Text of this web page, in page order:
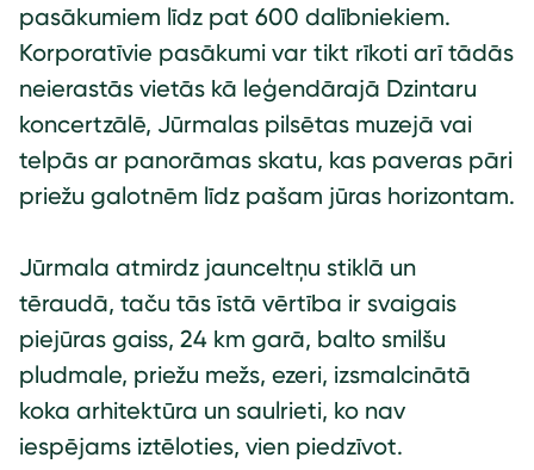
pasākumiem līdz pat 600 dalībniekiem.
Korporatīvie pasākumi var tikt rīkoti arī tādās
neierastās vietās kā leģendārajā Dzintaru
koncertzālē, Jūrmalas pilsētas muzejā vai
telpās ar panorāmas skatu, kas paveras pāri
priežu galotnēm līdz pašam jūras horizontam.
Jūrmala atmirdz jaunceltņu stiklā un
tēraudā, taču tās īstā vērtība ir svaigais
piejūras gaiss, 24 km garā, balto smilšu
pludmale, priežu mežs, ezeri, izsmalcinātā
koka arhitektūra un saulrieti, ko nav
iespējams iztēloties, vien piedzīvot.